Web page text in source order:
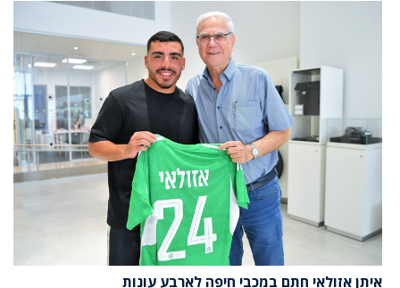
איתן אזולאי חתם במכבי חיפה לארבע עונות